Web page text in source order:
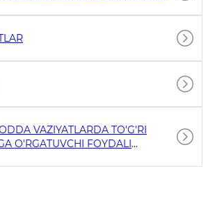
VAZIYATLARDA TO'G'RI
O'RGATUVCHI FOYDALI